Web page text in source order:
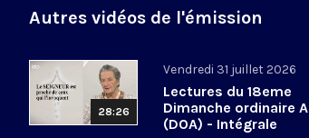
Autres vidéos de l'émission
28:26
Vendredi 31 juillet 2026
Lectures du 18eme
Dimanche ordinaire A
(DOA) - Intégrale